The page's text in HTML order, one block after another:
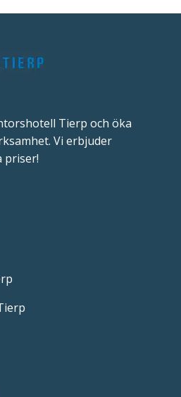
Tierp och öka
Vi erbjuder
priser!